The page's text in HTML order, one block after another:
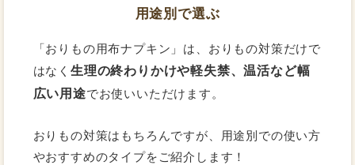
用途別で選ぶ
「おりもの用布ナプキン」は、おりもの対策だけで
はなく生理の終わりかけや軽失禁、温活など幅
広い用途でお使いいただけます。
おりもの対策はもちろんですが、用途別での使い方
やおすすめのタイプをご紹介します！